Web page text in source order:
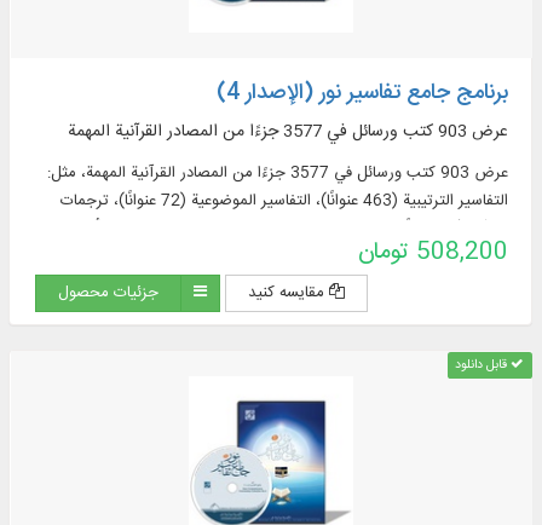
برنامج جامع تفاسير نور (الإصدار 4)
عرض 903 كتب ورسائل في 3577 جزءًا من المصادر القرآنية المهمة
عرض 903 كتب ورسائل في 3577 جزءًا من المصادر القرآنية المهمة، مثل:
التفاسير الترتيبية (463 عنوانًا)، التفاسير الموضوعية (72 عنوانًا)، ترجمات
508,200 تومان
مقایسه کنید جزئیات محصول
قابل دانلود